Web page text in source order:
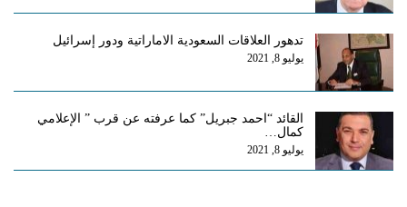
تدهور العلاقات السعودية الاماراتية ودور إسرائيل
يوليو 8, 2021
القائد “احمد جبريل” كما عرفته عن قرب ” الإعلامي
كمال…
يوليو 8, 2021